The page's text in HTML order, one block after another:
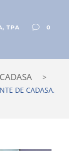
, TPA 0
CADASA
>
DE CADASA,